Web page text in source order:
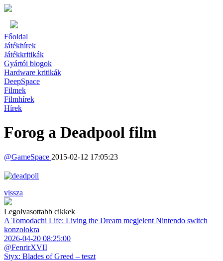
Főoldal
Játékhírek
Játékkritikák
Gyártói blogok
Hardware kritikák
DeepSpace
Filmek
Filmhírek
Hírek
Forog a Deadpool film
@GameSpace 2015-02-12 17:05:23
vissza
Legolvasottabb cikkek
A Tomodachi Life: Living the Dream megjelent Nintendo switch
konzolokra
2026-04-20 08:25:00
@FenrirXVII
Styx: Blades of Greed – teszt